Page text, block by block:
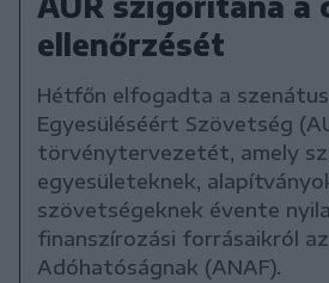
ellenőrzését
Hétfőn elfogadta a szenátus
Egyesüléséért Szövetség
törvénytervezetét, amely
egyesületeknek,
szövetségeknek évente
finanszírozási forrásaikról
Adóhatóságnak (ANAF).